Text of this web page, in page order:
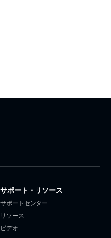
サポート・リソース
サポートセンター
リソース
ビデオ